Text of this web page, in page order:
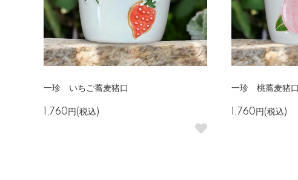
一珍 いちご蕎麦猪口
1,760円(税込)
一珍 桃蕎麦猪口
1,760円(税込)